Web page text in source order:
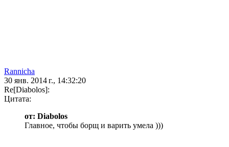
Rannicha
30 янв. 2014 г., 14:32:20
Re[Diabolos]:
Цитата:
от: Diabolos
Главное, чтобы борщ и варить умела )))